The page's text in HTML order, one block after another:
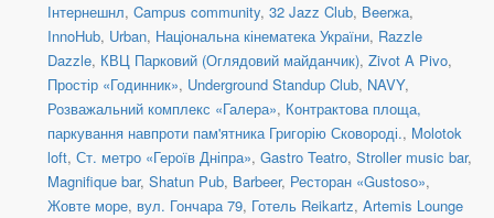
Інтернешнл, Campus community, 32 Jazz Club, Beerжа,
InnoHub, Urban, Національна кінематека України, Razzle
Dazzle, КВЦ Парковий (Оглядовий майданчик), Zivot A Pivo,
Простір «Годинник», Underground Standup Club, NAVY,
Розважальний комплекс «Галера», Контрактова площа,
паркування навпроти пам'ятника Григорію Сковороді., Molotok
loft, Ст. метро «Героїв Дніпра», Gastro Teatro, Stroller music bar,
Magnifique bar, Shatun Pub, Barbeer, Ресторан «Gustoso»,
Жовте море, вул. Гончара 79, Готель Reikartz, Artemis Lounge